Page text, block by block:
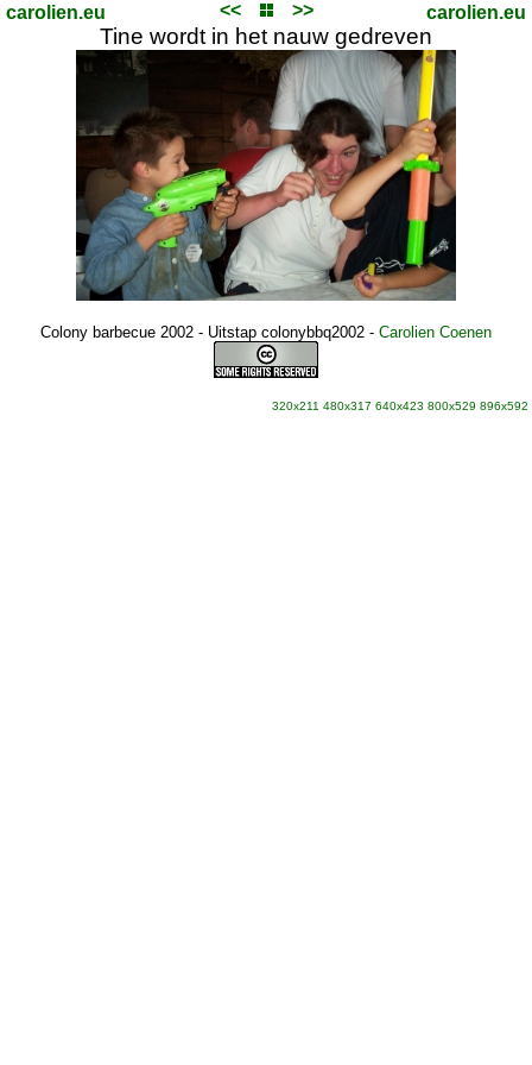
carolien.eu << >> carolien.eu
Tine wordt in het nauw gedreven
Colony barbecue 2002 - Uitstap colonybbq2002 - Carolien Coenen
320x211 480x317 640x423 800x529 896x592